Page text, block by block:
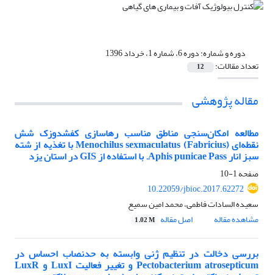
دوره و شماره:دوره 6، شماره 1، خرداد 1396
تعداد مقالات: 12
مقاله پژوهشی
مطالعه امکان‌سنجی مناطق مناسب رهاسازی کفشدوزک شش
نقطه‌ای Menochilus sexmaculatus (Fabricius) با تغذیه از شته
سبز انار Aphis punicae Pass. با استفاده از GIS در استان یزد
صفحه1-10
10.22059/jbioc.2017.62272
سعیده السادات فاطمی، محمد امین سمیع
مشاهده مقاله
اصل مقاله 1.02 M
بررسی دخالت در تنظیم ژنی وابسته به حدنصاب احساس در
Pectobacterium atrosepticum و تغییر فعالیت LuxI و LuxR